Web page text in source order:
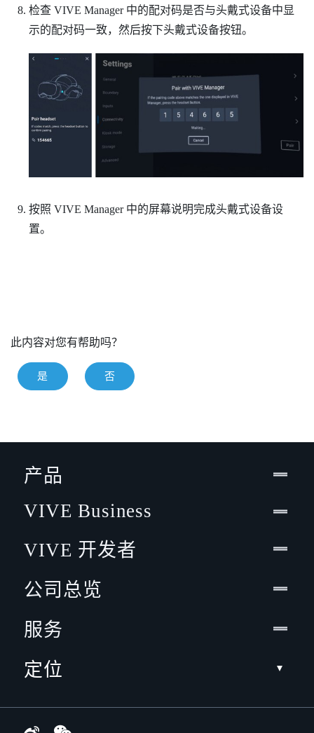
检查 VIVE Manager中的配对码是否与头戴式设备中显
示的配对码一致，然后按下头戴式设备按钮。
按照 VIVE Manager中的屏幕说明完成头戴式设备设
置。
此内容对您有帮助吗？
是 否
产品
VIVE Business
VIVE 开发者
公司总览
服务
定位